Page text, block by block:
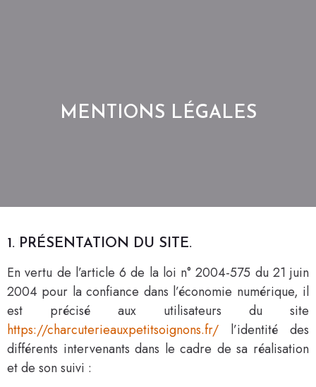
MENTIONS LÉGALES
1. PRÉSENTATION DU SITE.
En vertu de l’article 6 de la loi n° 2004-575 du 21 juin
2004 pour la confiance dans l’économie numérique, il
est précisé aux utilisateurs du site
https://charcuterieauxpetitsoignons.fr/ l’identité des
différents intervenants dans le cadre de sa réalisation
et de son suivi :